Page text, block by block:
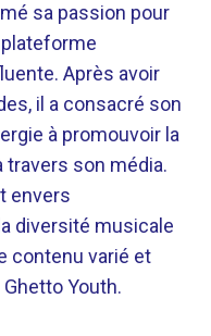
sa passion pour
plateforme
Après avoir
il a consacré son
à promouvoir la
travers son média.
envers
diversité musicale
contenu varié et
Youth.